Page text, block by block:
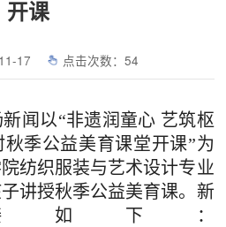
开课
17 点击次数：54
闻以“非遗润童心 艺筑枢
季公益美育课堂开课”为
纺织服装与艺术设计专业
讲授秋季公益美育课。新
如下：